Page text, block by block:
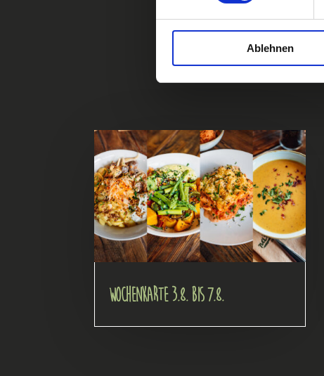
Ablehnen
Wochenkarte 3.8. bis 7.8.